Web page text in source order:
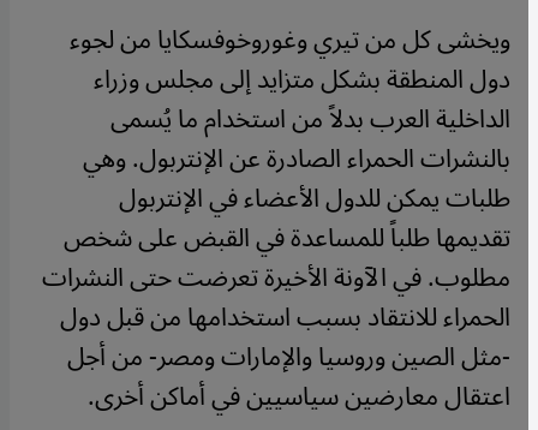
ويخشى كل من تيري وغوروخوفسكايا من لجوء
دول المنطقة بشكل متزايد إلى مجلس وزراء
الداخلية العرب بدلاً من استخدام ما يُسمى
بالنشرات الحمراء الصادرة عن الإنتربول. وهي
طلبات يمكن للدول الأعضاء في الإنتربول
تقديمها طلباً للمساعدة في القبض على شخص
مطلوب. في الآونة الأخيرة تعرضت حتى النشرات
الحمراء للانتقاد بسبب استخدامها من قبل دول
-مثل الصين وروسيا والإمارات ومصر- من أجل
اعتقال معارضين سياسيين في أماكن أخرى.